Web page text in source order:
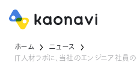
ホーム
ニュース
IT人材ラボに、当社のエンジニア社員